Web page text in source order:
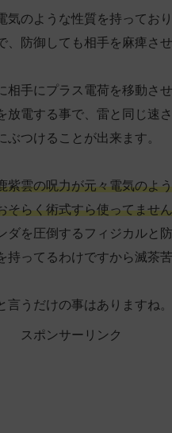
気のような性質を持ってお
、防御しても相手を麻痺さ
相手にプラス電荷を移動さ
放電する事で、雷と同じ速
ぶつけることが出来ます。
紫雲の呪力が元々電気のよ
そらく術式すら使ってませ
ダを圧倒するフィジカルと
持ってるわけですから滅茶
言うだけの事はありますね。
スポンサーリンク